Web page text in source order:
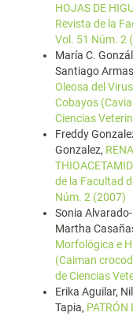
HOJAS DE
Revista de la
Vol. 51 Núm. 2
María C.
Santiago
Oleosa del
Cobayos
Ciencias
Freddy
Gonzalez,
de la Facultad
Núm. 2 (2007)
Sonia
Martha
Morfológica e
(Caiman
de Ciencias
Erika Aguilar,
Tapia, PATRÓN